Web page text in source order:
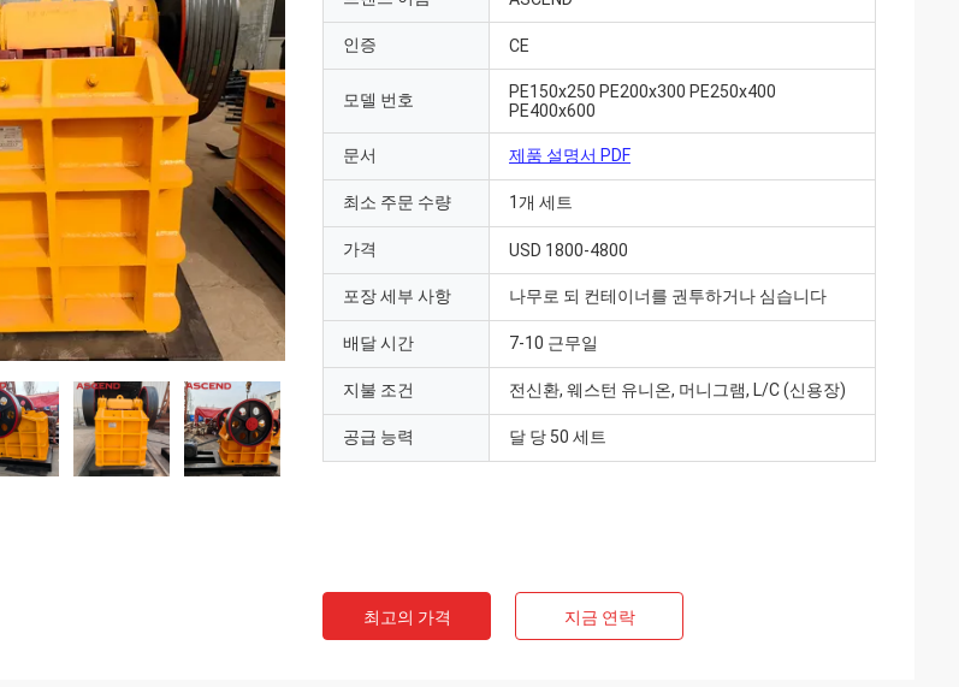
인증 CE
모델 번호
PE150x250 PE200x300 PE250x400
PE400x600
문서 제품 설명서 PDF
최소 주문 수량 1개 세트
가격 USD 1800-4800
포장 세부 사항 나무로 되 컨테이너를 권투하거나 심습니다
배달 시간 7-10 근무일
지불 조건 전신환, 웨스턴 유니온, 머니그램, L/C (신용장)
공급 능력 달 당 50 세트
최고의 가격 지금 연락